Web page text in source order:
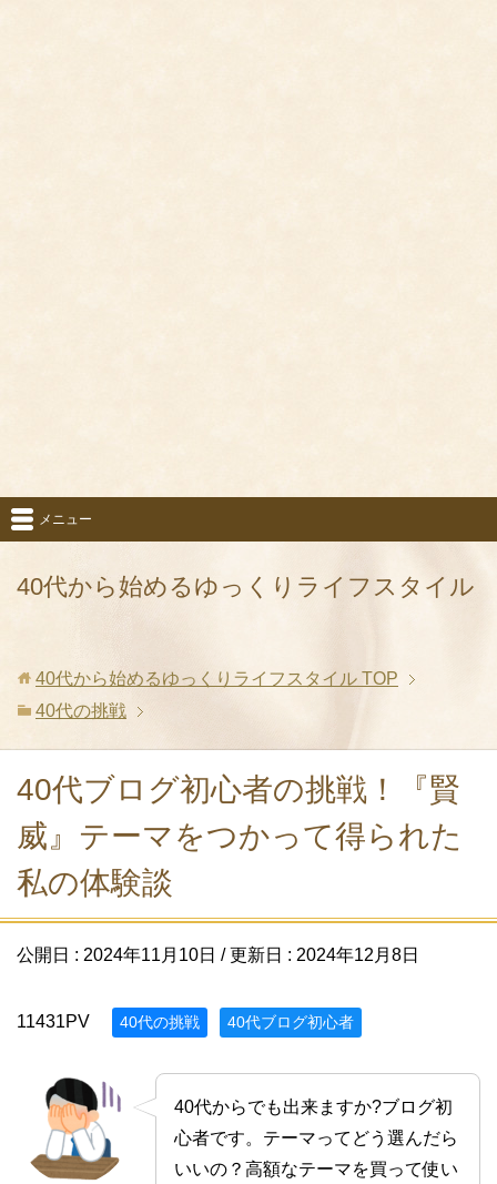
40代から始めるゆっくりライフスタイル
メニュー
40代から始めるゆっくりライフスタイル TOP
40代の挑戦
40代ブログ初心者の挑戦！『賢
威』テーマをつかって得られた
私の体験談
公開日 : 2024年11月10日 / 更新日 : 2024年12月8日
11431PV 40代の挑戦 40代ブログ初心者
40代からでも出来ますか?ブログ初
心者です。テーマってどう選んだら
いいの？高額なテーマを買って使い